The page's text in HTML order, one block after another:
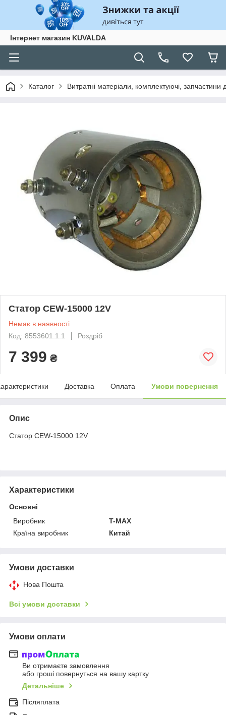
Інтернет магазин KUVALDA
Каталог Витратні матеріали, комплектуючі, запчастини
Статор CEW-15000 12V
Немає в наявності
Код: 8553601.1.1
Роздріб
7 399 ₴
Доставка Оплата Умови повернення
Опис
Статор CEW-15000 12V
Характеристики
Основні
Виробник
T-MAX
Країна виробник
Китай
Умови доставки
Нова Пошта
Всі умови доставки
Умови оплати
Ви отримаєте замовлення
або гроші повернуться на вашу картку
Детальніше
Післяплата